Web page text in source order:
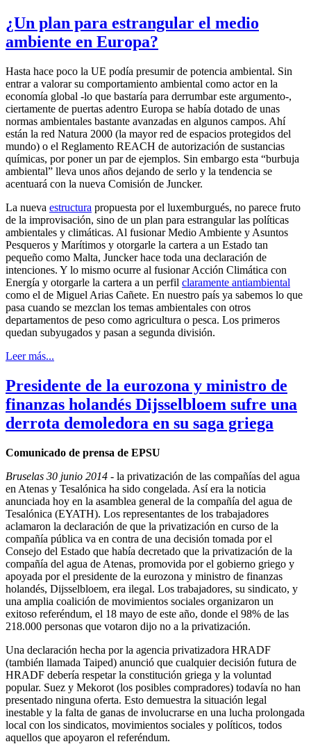
¿Un plan para estrangular el medio
ambiente en Europa?
Hasta hace poco la UE podía presumir de potencia ambiental. Sin
entrar a valorar su comportamiento ambiental como actor en la
economía global -lo que bastaría para derrumbar este argumento-,
ciertamente de puertas adentro Europa se había dotado de unas
normas ambientales bastante avanzadas en algunos campos. Ahí
están la red Natura 2000 (la mayor red de espacios protegidos del
mundo) o el Reglamento REACH de autorización de sustancias
químicas, por poner un par de ejemplos. Sin embargo esta “burbuja
ambiental” lleva unos años dejando de serlo y la tendencia se
acentuará con la nueva Comisión de Juncker.
La nueva estructura propuesta por el luxemburgués, no parece fruto
de la improvisación, sino de un plan para estrangular las políticas
ambientales y climáticas. Al fusionar Medio Ambiente y Asuntos
Pesqueros y Marítimos y otorgarle la cartera a un Estado tan
pequeño como Malta, Juncker hace toda una declaración de
intenciones. Y lo mismo ocurre al fusionar Acción Climática con
Energía y otorgarle la cartera a un perfil claramente antiambiental
como el de Miguel Arias Cañete. En nuestro país ya sabemos lo que
pasa cuando se mezclan los temas ambientales con otros
departamentos de peso como agricultura o pesca. Los primeros
quedan subyugados y pasan a segunda división.
Leer más...
Presidente de la eurozona y ministro de
finanzas holandés Dijsselbloem sufre una
derrota demoledora en su saga griega
Comunicado de prensa de EPSU
Bruselas 30 junio 2014 - la privatización de las compañías del agua
en Atenas y Tesalónica ha sido congelada. Así era la noticia
anunciada hoy en la asamblea general de la compañía del agua de
Tesalónica (EYATH). Los representantes de los trabajadores
aclamaron la declaración de que la privatización en curso de la
compañía pública va en contra de una decisión tomada por el
Consejo del Estado que había decretado que la privatización de la
compañía del agua de Atenas, promovida por el gobierno griego y
apoyada por el presidente de la eurozona y ministro de finanzas
holandés, Dijsselbloem, era ilegal. Los trabajadores, su sindicato, y
una amplia coalición de movimientos sociales organizaron un
exitoso referéndum, el 18 mayo de este año, donde el 98% de las
218.000 personas que votaron dijo no a la privatización.
Una declaración hecha por la agencia privatizadora HRADF
(también llamada Taiped) anunció que cualquier decisión futura de
HRADF debería respetar la constitución griega y la voluntad
popular. Suez y Mekorot (los posibles compradores) todavía no han
presentado ninguna oferta. Esto demuestra la situación legal
inestable y la falta de ganas de involucrarse en una lucha prolongada
local con los sindicatos, movimientos sociales y políticos, todos
aquellos que apoyaron el referéndum.